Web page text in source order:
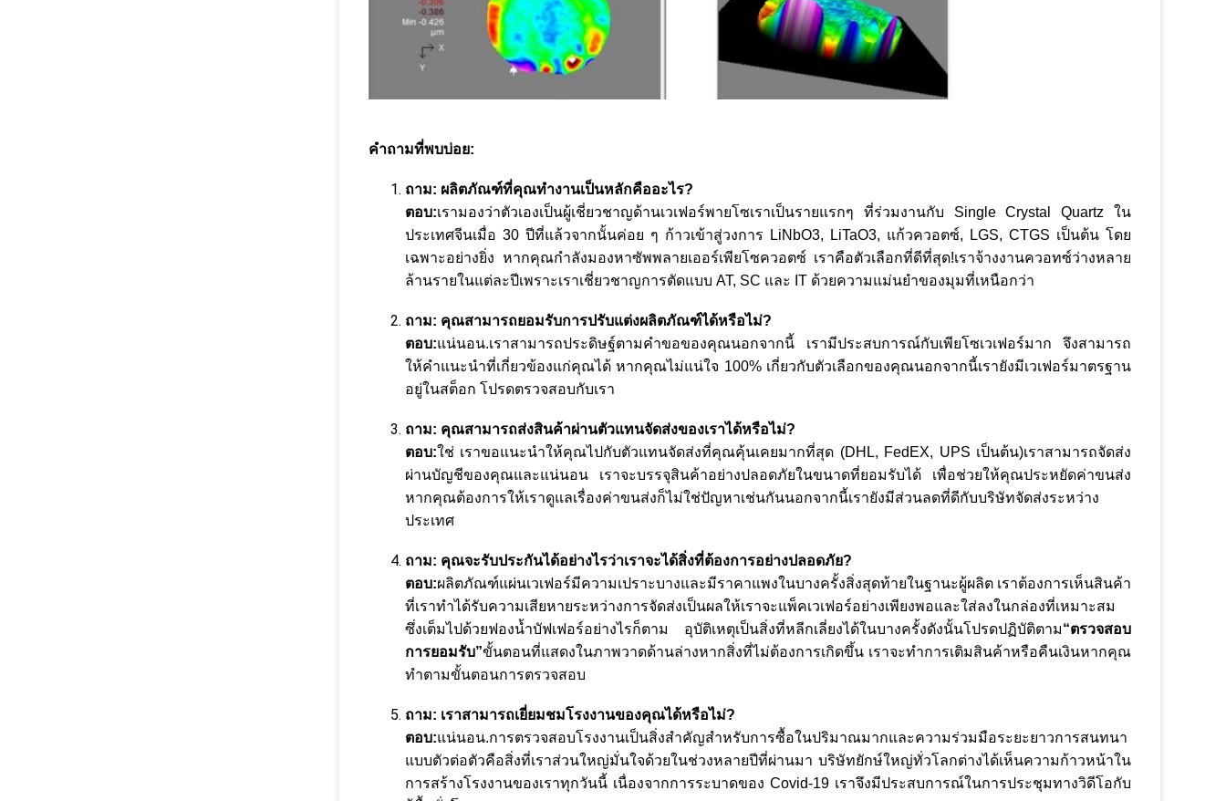
คำถามที่พบบ่อย:
ถาม: ผลิตภัณฑ์ที่คุณทำงานเป็นหลักคืออะไร?
ตอบ:เรามองว่าตัวเองเป็นผู้เชี่ยวชาญด้านเวเฟอร์พายโซเราเป็นรายแรกๆ ที่ร่วมงานกับ Single Crystal Quartz ใน
ประเทศจีนเมื่อ 30 ปีที่แล้วจากนั้นค่อย ๆ ก้าวเข้าสู่วงการ LiNbO3, LiTaO3, แก้วควอตซ์, LGS, CTGS เป็นต้น โดย
เฉพาะอย่างยิ่ง หากคุณกำลังมองหาซัพพลายเออร์เพียโซควอตซ์ เราคือตัวเลือกที่ดีที่สุด!เราจ้างงานควอทซ์ว่างหลาย
ล้านรายในแต่ละปีเพราะเราเชี่ยวชาญการตัดแบบ AT, SC และ IT ด้วยความแม่นยำของมุมที่เหนือกว่า
ถาม: คุณสามารถยอมรับการปรับแต่งผลิตภัณฑ์ได้หรือไม่?
ตอบ:แน่นอน.เราสามารถประดิษฐ์ตามคำขอของคุณนอกจากนี้ เรามีประสบการณ์กับเพียโซเวเฟอร์มาก จึงสามารถ
ให้คำแนะนำที่เกี่ยวข้องแก่คุณได้ หากคุณไม่แน่ใจ 100% เกี่ยวกับตัวเลือกของคุณนอกจากนี้เรายังมีเวเฟอร์มาตรฐาน
อยู่ในสต็อก โปรดตรวจสอบกับเรา
ถาม: คุณสามารถส่งสินค้าผ่านตัวแทนจัดส่งของเราได้หรือไม่?
ตอบ:ใช่ เราขอแนะนำให้คุณไปกับตัวแทนจัดส่งที่คุณคุ้นเคยมากที่สุด (DHL, FedEX, UPS เป็นต้น)เราสามารถจัดส่ง
ผ่านบัญชีของคุณและแน่นอน เราจะบรรจุสินค้าอย่างปลอดภัยในขนาดที่ยอมรับได้ เพื่อช่วยให้คุณประหยัดค่าขนส่ง
หากคุณต้องการให้เราดูแลเรื่องค่าขนส่งก็ไม่ใช่ปัญหาเช่นกันนอกจากนี้เรายังมีส่วนลดที่ดีกับบริษัทจัดส่งระหว่าง
ประเทศ
ถาม: คุณจะรับประกันได้อย่างไรว่าเราจะได้สิ่งที่ต้องการอย่างปลอดภัย?
ตอบ:ผลิตภัณฑ์แผ่นเวเฟอร์มีความเปราะบางและมีราคาแพงในบางครั้งสิ่งสุดท้ายในฐานะผู้ผลิต เราต้องการเห็นสินค้า
ที่เราทำได้รับความเสียหายระหว่างการจัดส่งเป็นผลให้เราจะแพ็คเวเฟอร์อย่างเพียงพอและใส่ลงในกล่องที่เหมาะสม
ซึ่งเต็มไปด้วยฟองน้ำบัฟเฟอร์อย่างไรก็ตาม อุบัติเหตุเป็นสิ่งที่หลีกเลี่ยงได้ในบางครั้งดังนั้นโปรดปฏิบัติตาม“ตรวจสอบ
การยอมรับ”ขั้นตอนที่แสดงในภาพวาดด้านล่างหากสิ่งที่ไม่ต้องการเกิดขึ้น เราจะทำการเติมสินค้าหรือคืนเงินหากคุณ
ทำตามขั้นตอนการตรวจสอบ
ถาม: เราสามารถเยี่ยมชมโรงงานของคุณได้หรือไม่?
ตอบ:แน่นอน.การตรวจสอบโรงงานเป็นสิ่งสำคัญสำหรับการซื้อในปริมาณมากและความร่วมมือระยะยาวการสนทนา
แบบตัวต่อตัวคือสิ่งที่เราส่วนใหญ่มั่นใจด้วยในช่วงหลายปีที่ผ่านมา บริษัทยักษ์ใหญ่ทั่วโลกต่างได้เห็นความก้าวหน้าใน
การสร้างโรงงานของเราทุกวันนี้ เนื่องจากการระบาดของ Covid-19 เราจึงมีประสบการณ์ในการประชุมทางวิดีโอกับ